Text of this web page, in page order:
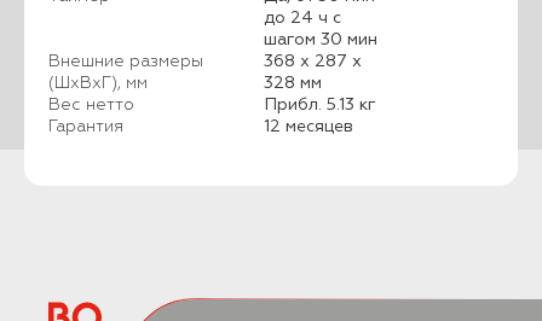
до 24 ч с
шагом 30 мин
Внешние размеры
(ШхВхГ), мм
368 х 287 х
328 мм
Вес нетто
Прибл. 5.13 кг
Гарантия
12 месяцев